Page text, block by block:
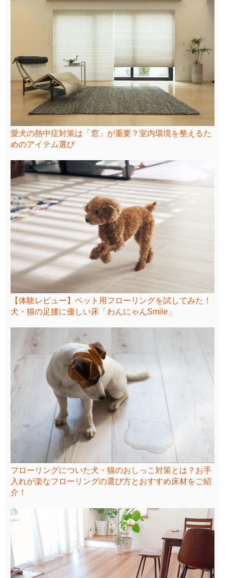
愛犬の熱中症対策は「窓」が重要？室内環境を整えるた
めのアイテム選び
【体験レビュー】ペット用フローリングを試してみた！
犬・猫の足腰に優しい床「わんにゃんSmile」
フローリングについた犬・猫のおしっこ対策とは？お手
入れが楽なフローリングの選び方とおすすめ床材をご紹
介！